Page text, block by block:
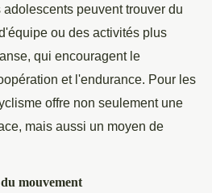
peuvent trouver du
ou des activités plus
qui encouragent le
et l'endurance. Pour les
offre non seulement une
mais aussi un moyen de
mouvement